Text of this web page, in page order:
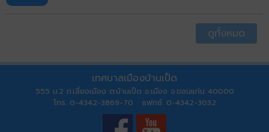
ดูทั้งหมด
เทศบาลเมืองบ้านเป็ด
555 ม.2 ถ.เลี่ยงเมือง ต.บ้านเป็ด อ.เมือง จ.ขอนแก่น 40000
โทร. 0-4342-3869-70 แฟกซ์. 0-4342-3032